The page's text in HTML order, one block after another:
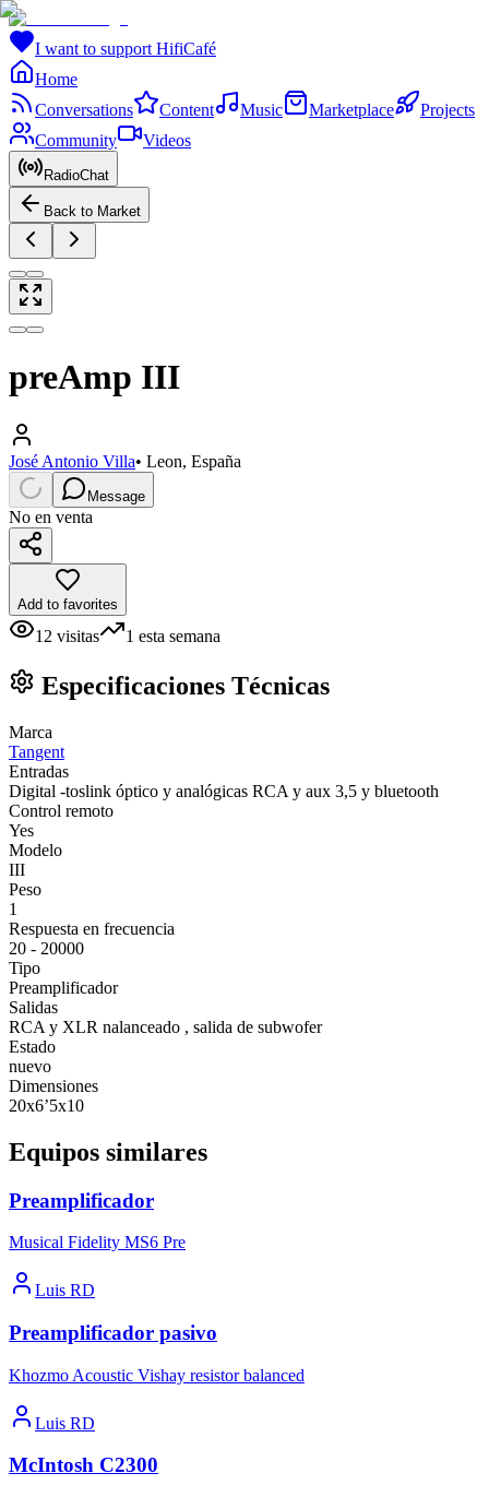
I want to support HifiCafé
Home
Conversations
Content Music Marketplace
Projects
Community
Videos
RadioChat
Back to Market
preAmp III
José Antonio Villa• Leon, España
Message
No en venta
Add to favorites
12 visitas 1 esta semana
Especificaciones Técnicas
Marca
Tangent
Entradas
Digital -toslink óptico y analógicas RCA y aux 3,5 y bluetooth
Control remoto
Yes
Modelo
III
Peso
1
Respuesta en frecuencia
20 - 20000
Tipo
Preamplificador
Salidas
RCA y XLR nalanceado , salida de subwofer
Estado
nuevo
Dimensiones
20x6’5x10
Equipos similares
Preamplificador
Musical Fidelity MS6 Pre
Luis RD
Preamplificador pasivo
Khozmo Acoustic Vishay resistor balanced
Luis RD
McIntosh C2300